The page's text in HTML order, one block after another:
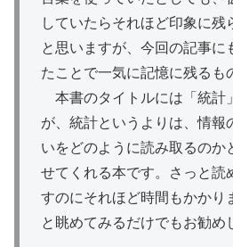
していたらそれほど印象に残
と思いますが、今回の記事に
たことで一気に記憶に残るも
本書のタイトルには「統計
が、統計というよりは、情報
いをどのように読み取るのか
せてくれる本です。さっと読
すのにそれほど時間もかかり
と眺めてみるだけでもお勧め